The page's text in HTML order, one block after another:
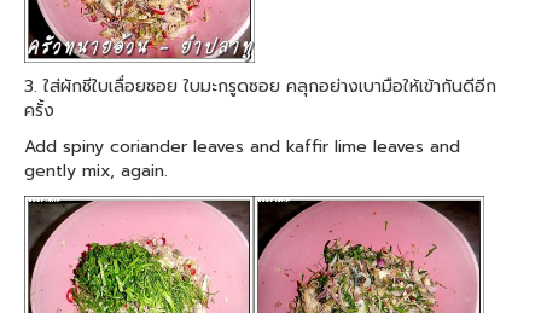
3. ใส่ผักชีใบเลื่อยซอย ใบมะกรูดซอย คลุกอย่างเบามือให้เข้ากันดีอีก
ครั้ง
Add spiny coriander leaves and kaffir lime leaves and
gently mix, again.